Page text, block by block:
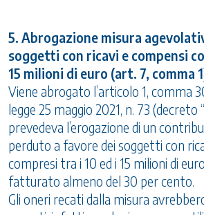
5. Abrogazione misura
soggetti con ricavi e compensi
15 milioni di euro (art. 7, comma
Viene abrogato l’articolo 1, comma
legge 25 maggio 2021, n. 73 (decreto
prevedeva l’erogazione di un
perduto a favore dei soggetti con
compresi tra i 10 ed i 15 milioni di
fatturato almeno del 30 per cento.
Gli oneri recati dalla misura